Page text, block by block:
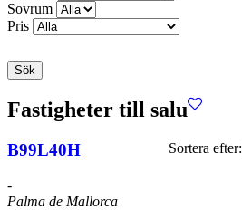
Sovrum
Pris
Sök
Fastigheter till salu
Sortera efter:
B99L40H
-
Palma de Mallorca